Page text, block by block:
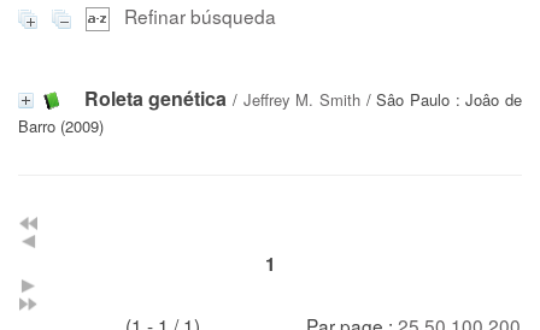
Refinar búsqueda
Roleta genética / Jeffrey M. Smith / Sâo Paulo : Joâo de
Barro (2009)
1